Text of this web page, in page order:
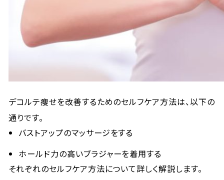
デコルテ痩せを改善するためのセルフケア方法は、以下の
通りです。
バストアップのマッサージをする
ホールド力の高いブラジャーを着用する
それぞれのセルフケア方法について詳しく解説します。